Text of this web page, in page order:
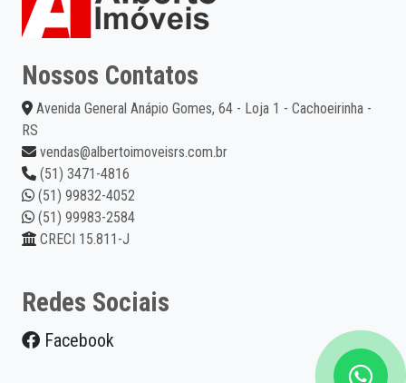
Nossos Contatos
Avenida General Anápio Gomes, 64 - Loja 1 - Cachoeirinha -
RS
vendas@albertoimoveisrs.com.br
(51) 3471-4816
(51) 99832-4052
(51) 99983-2584
CRECI 15.811-J
Redes Sociais
Facebook